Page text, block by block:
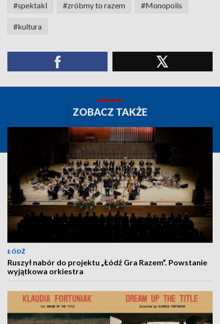
#spektakl #zróbmy to razem #Monopolis
#kultura
ZOBACZ TAKŻE
ŁÓDŹ
Ruszył nabór do projektu „Łódź Gra Razem”. Powstanie
wyjątkowa orkiestra